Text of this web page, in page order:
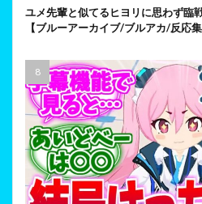
ユメ先輩と似てるヒヨリに思わず臨
【ブルーアーカイブ/ブルアカ/反応集